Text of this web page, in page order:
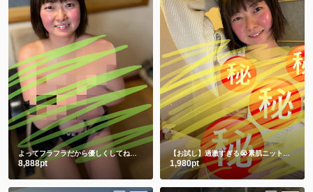
よってフラフラだから優しくしてね💕ワキと手ぶらは裸より恥ずかしい🫣
8,888pt
【お試し】過激すぎる😭素肌ニットからの手ぶらショット㊙️
1,980pt